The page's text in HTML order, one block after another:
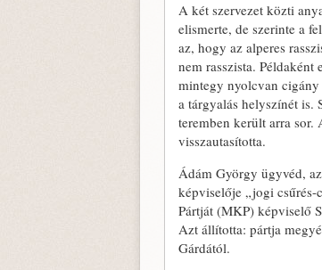
A két szervezet közti
elismerte, de szerinte a
az, hogy az alperes
nem rasszista.
mintegy nyolcvan cigány
a tárgyalás helyszínét is.
teremben került arra sor.
visszautasította.
Ádám György ügyvéd,
képviselője „jogi csűrés-
Pártját (MKP) képviselő
Azt állította: pártja
Gárdától.